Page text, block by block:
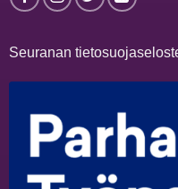
Seuranan